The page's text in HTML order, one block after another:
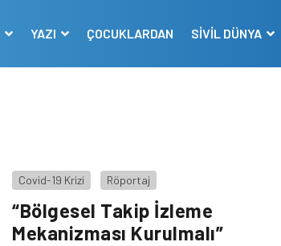
YAZI ÇOCUKLARDAN SİVİL DÜNYA
Covid-19 Krizi Röportaj
“Bölgesel Takip İzleme
Mekanizması Kurulmalı”